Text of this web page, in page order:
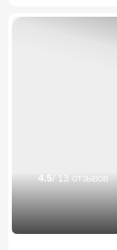
4.5/ 13 отзывов